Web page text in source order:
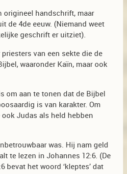
origineel handschrift, maar
de 4de eeuw. (Niemand weet
geschrift er uitziet).
van een sekte die de
waaronder Kaïn, maar ook
om aan te tonen dat de Bijbel
is van karakter. Om
Judas als held hebben
was. Hij nam geld
te lezen in Johannes 12:6. (De
bevat het woord ‘kleptes’ dat